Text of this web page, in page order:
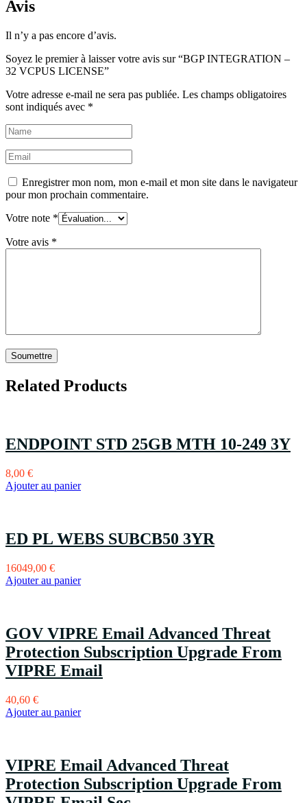
Avis
Il n’y a pas encore d’avis.
Soyez le premier à laisser votre avis sur “BGP INTEGRATION –
32 VCPUS LICENSE”
Votre adresse e-mail ne sera pas publiée. Les champs obligatoires
sont indiqués avec *
Enregistrer mon nom, mon e-mail et mon site dans le navigateur
pour mon prochain commentaire.
Votre note *
Votre avis *
Related Products
ENDPOINT STD 25GB MTH 10-249 3Y
8,00 €
Ajouter au panier
ED PL WEBS SUBCB50 3YR
16049,00 €
Ajouter au panier
GOV VIPRE Email Advanced Threat
Protection Subscription Upgrade From
VIPRE Email
40,60 €
Ajouter au panier
VIPRE Email Advanced Threat
Protection Subscription Upgrade From